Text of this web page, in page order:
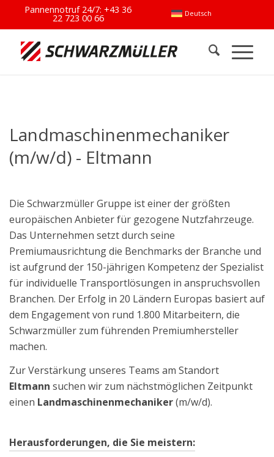
Deutsch
Pannennotruf 24/7:+43 36
22 723 00 66
Landmaschinenmechaniker
(m/w/d) - Eltmann
Die Schwarzmüller Gruppe ist einer der größten
europäischen Anbieter für gezogene Nutzfahrzeuge.
Das Unternehmen setzt durch seine
Premiumausrichtung die Benchmarks der Branche und
ist aufgrund der 150-jährigen Kompetenz der Spezialist
für individuelle Transportlösungen in anspruchsvollen
Branchen. Der Erfolg in 20 Ländern Europas basiert auf
dem Engagement von rund 1.800 Mitarbeitern, die
Schwarzmüller zum führenden Premiumhersteller
machen.
Zur Verstärkung unseres Teams am Standort
Eltmann suchen wir zum nächstmöglichen Zeitpunkt
einen Landmaschinenmechaniker(m/w/d).
Herausforderungen, die Sie meistern: